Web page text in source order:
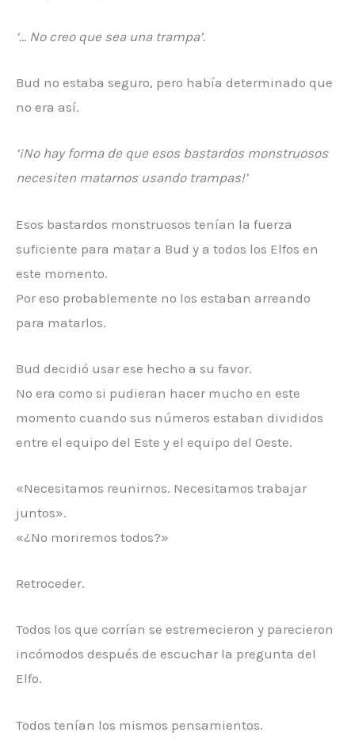
‘… No creo que sea una trampa’.
Bud no estaba seguro, pero había determinado que
no era así.
‘¡No hay forma de que esos bastardos monstruosos
necesiten matarnos usando trampas!’
Esos bastardos monstruosos tenían la fuerza
suficiente para matar a Bud y a todos los Elfos en
este momento.
Por eso probablemente no los estaban arreando
para matarlos.
Bud decidió usar ese hecho a su favor.
No era como si pudieran hacer mucho en este
momento cuando sus números estaban divididos
entre el equipo del Este y el equipo del Oeste.
«Necesitamos reunirnos. Necesitamos trabajar
juntos».
«¿No moriremos todos?»
Retroceder.
Todos los que corrían se estremecieron y parecieron
incómodos después de escuchar la pregunta del
Elfo.
Todos tenían los mismos pensamientos.